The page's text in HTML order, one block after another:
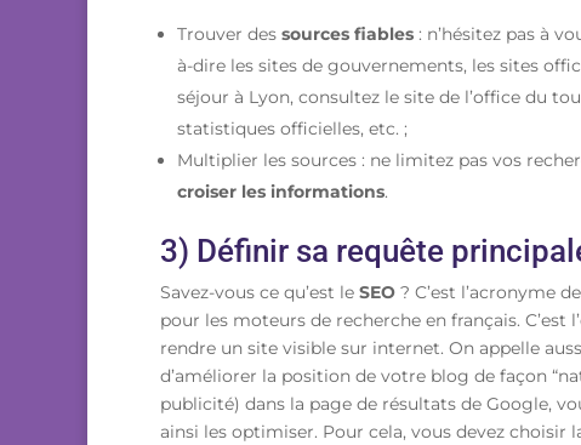
Trouver des sources fiables : n’hésitez pas à
à-dire les sites de gouvernements, les sites
séjour à Lyon, consultez le site de l’office du
statistiques officielles, etc. ;
Multiplier les sources : ne limitez pas vos
croiser les informations.
3) Définir sa requête
Savez-vous ce qu’est le SEO ? C’est l’acronyme de
pour les moteurs de recherche en français. C’est
rendre un site visible sur internet. On appelle
d’améliorer la position de votre blog de façon
publicité) dans la page de résultats de Google,
ainsi les optimiser. Pour cela, vous devez choisir